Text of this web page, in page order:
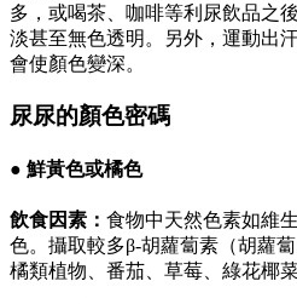
多，或喝茶、咖啡等利尿飲品之
淡甚至無色透明。另外，運動出
會使顏色變深。
尿尿的顏色密碼
● 鮮黃色或橘色
飲食因素： 食物中天然色素如維
色。攝取較多β-胡蘿蔔素（胡蘿
橘類植物、番茄、草莓、綠花椰